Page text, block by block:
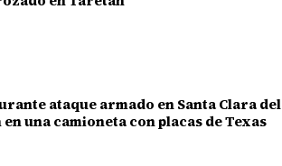
ataque armado en Santa Clara del
una camioneta con placas de Texas